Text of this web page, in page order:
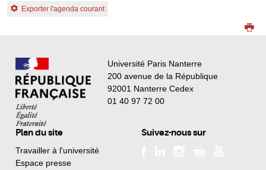
Exporter l'agenda courant
Université Paris Nanterre
200 avenue de la République
92001 Nanterre Cedex
01 40 97 72 00
Plan du site
Travailler à l'université
Espace presse
Suivez-nous sur